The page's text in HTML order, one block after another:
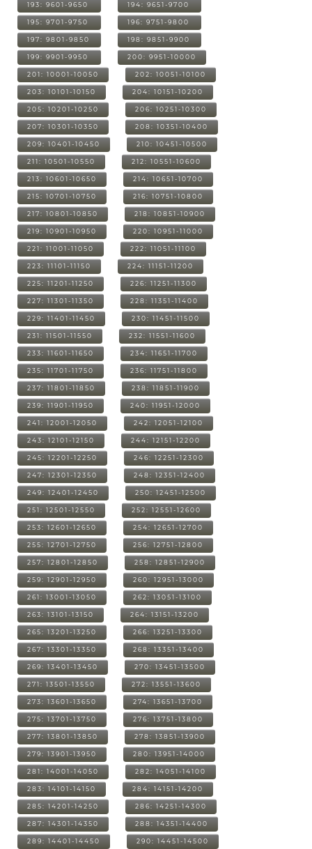
193: 9601-9650 194: 9651-9700
195: 9701-9750 196: 9751-9800
197: 9801-9850 198: 9851-9900
199: 9901-9950 200: 9951-10000
201: 10001-10050 202: 10051-10100
203: 10101-10150 204: 10151-10200
205: 10201-10250 206: 10251-10300
207: 10301-10350 208: 10351-10400
209: 10401-10450 210: 10451-10500
211: 10501-10550 212: 10551-10600
213: 10601-10650 214: 10651-10700
215: 10701-10750 216: 10751-10800
217: 10801-10850 218: 10851-10900
219: 10901-10950 220: 10951-11000
221: 11001-11050 222: 11051-11100
223: 11101-11150 224: 11151-11200
225: 11201-11250 226: 11251-11300
227: 11301-11350 228: 11351-11400
229: 11401-11450 230: 11451-11500
231: 11501-11550 232: 11551-11600
233: 11601-11650 234: 11651-11700
235: 11701-11750 236: 11751-11800
237: 11801-11850 238: 11851-11900
239: 11901-11950 240: 11951-12000
241: 12001-12050 242: 12051-12100
243: 12101-12150 244: 12151-12200
245: 12201-12250 246: 12251-12300
247: 12301-12350 248: 12351-12400
249: 12401-12450 250: 12451-12500
251: 12501-12550 252: 12551-12600
253: 12601-12650 254: 12651-12700
255: 12701-12750 256: 12751-12800
257: 12801-12850 258: 12851-12900
259: 12901-12950 260: 12951-13000
261: 13001-13050 262: 13051-13100
263: 13101-13150 264: 13151-13200
265: 13201-13250 266: 13251-13300
267: 13301-13350 268: 13351-13400
269: 13401-13450 270: 13451-13500
271: 13501-13550 272: 13551-13600
273: 13601-13650 274: 13651-13700
275: 13701-13750 276: 13751-13800
277: 13801-13850 278: 13851-13900
279: 13901-13950 280: 13951-14000
281: 14001-14050 282: 14051-14100
283: 14101-14150 284: 14151-14200
285: 14201-14250 286: 14251-14300
287: 14301-14350 288: 14351-14400
289: 14401-14450 290: 14451-14500